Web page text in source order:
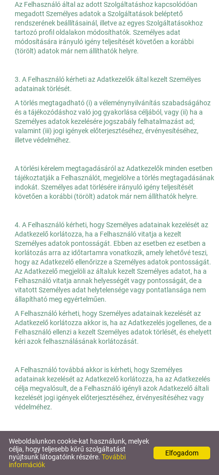
Az Felhasználó által az adott Szolgáltatáshoz kapcsolódóan
megadott Személyes adatok a Szolgáltatások beléptető
rendszerének beállításainál, illetve az egyes Szolgáltatásokhoz
tartozó profil oldalakon módosíthatók. Személyes adat
módosítására irányuló igény teljesítését követően a korábbi
(törölt) adatok már nem állíthatók helyre.
3. A Felhasználó kérheti az Adatkezelők által kezelt Személyes
adatainak törlését.
A törlés megtagadható (i) a véleménynyilvánítás szabadságához
és a tájékozódáshoz való jog gyakorlása céljából, vagy (ii) ha a
Személyes adatok kezelésére jogszabály felhatalmazást ad;
valamint (iii) jogi igények előterjesztéséhez, érvényesítéséhez,
illetve védelméhez.
A törlési kérelem megtagadásáról az Adatkezelők minden esetben
tájékoztatják a Felhasználót, megjelölve a törlés megtagadásának
indokát. Személyes adat törlésére irányuló igény teljesítését
követően a korábbi (törölt) adatok már nem állíthatók helyre.
4. A Felhasználó kérheti, hogy Személyes adatainak kezelését az
Adatkezelő korlátozza, ha a Felhasználó vitatja a kezelt
Személyes adatok pontosságát. Ebben az esetben ez esetben a
korlátozás arra az időtartamra vonatkozik, amely lehetővé teszi,
hogy az Adatkezelő ellenőrizze a Személyes adatok pontosságát.
Az Adatkezelő megjelöli az általuk kezelt Személyes adatot, ha a
Felhasználó vitatja annak helyességét vagy pontosságát, de a
vitatott Személyes adat helytelensége vagy pontatlansága nem
állapítható meg egyértelműen.
A Felhasználó kérheti, hogy Személyes adatainak kezelését az
Adatkezelő korlátozza akkor is, ha az Adatkezelés jogellenes, de a
Felhasználó ellenzi a kezelt Személyes adatok törlését, és ehelyett
kéri azok felhasználásának korlátozását.
A Felhasználó továbbá akkor is kérheti, hogy Személyes
adatainak kezelését az Adatkezelő korlátozza, ha az Adatkezelés
célja megvalósult, de a Felhasználó igényli azok Adatkezelő általi
kezelését jogi igények előterjesztéséhez, érvényesítéséhez vagy
védelméhez.
rendelkezésére bocsátott és a Felhasználó által automatizált
módon kezelt Személyes adatokat tagolt, széles körben használt,
géppel olvasható formátumban részére átadják és/ vagy azokat
Elfogadom
Weboldalunkon cookie-kat használunk, melyek
célja, hogy teljesebb körű szolgáltatást
nyújtsunk látogatóink részére. További
információk